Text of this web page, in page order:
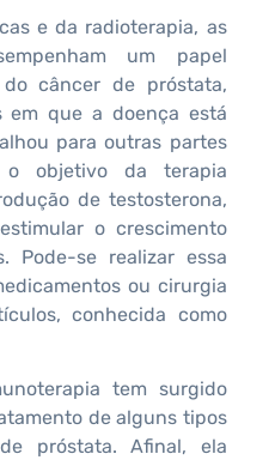
e da radioterapia, as
um papel
câncer de próstata,
em que a doença está
para outras partes
objetivo da terapia
de testosterona,
o crescimento
Pode-se realizar essa
ou cirurgia
conhecida como
tem surgido
de alguns tipos
próstata. Afinal, ela